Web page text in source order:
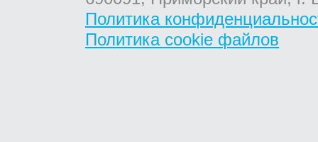
Политика
Политика cookie файлов